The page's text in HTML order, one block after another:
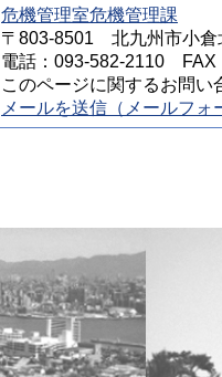
危機管理室危機管理課
〒803-8501 北九州市小倉
電話：093-582-2110 FAX
このページに関するお問い
メールを送信（メールフォ